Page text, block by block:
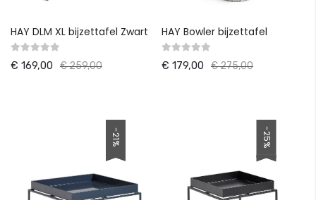
HAY DLM XL bijzettafel Zwart
€ 169,00 € 259,00
HAY Bowler bijzettafel
€ 179,00 € 275,00
-21% -25%